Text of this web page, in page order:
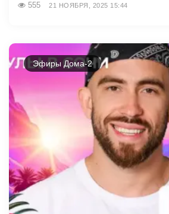
555 21 НОЯБРЯ, 2025 15:44
Эфиры Дома-2